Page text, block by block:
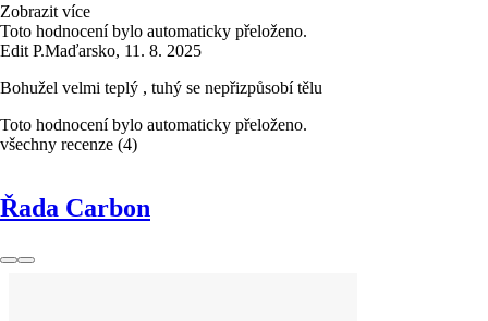
Zobrazit více
Toto hodnocení bylo automaticky přeloženo.
Edit P.Maďarsko, 11. 8. 2025
Bohužel velmi teplý , tuhý se nepřizpůsobí tělu
Toto hodnocení bylo automaticky přeloženo.
všechny recenze (4)
Řada Carbon